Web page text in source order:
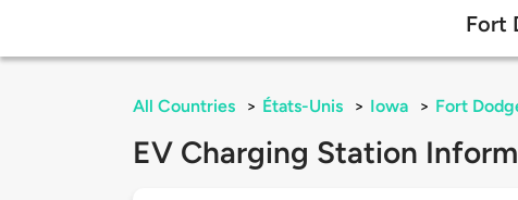
Fort
All Countries > États-Unis > Iowa > Fort
EV Charging Station